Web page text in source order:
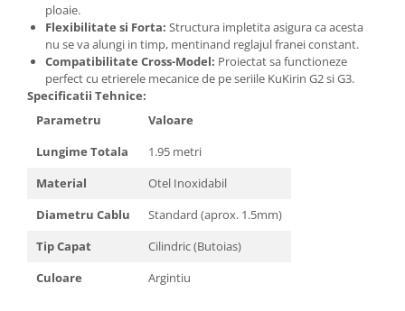
ploaie.
Flexibilitate si Forta: Structura impletita asigura ca acesta
nu se va alungi in timp, mentinand reglajul franei constant.
Compatibilitate Cross-Model: Proiectat sa functioneze
perfect cu etrierele mecanice de pe seriile KuKirin G2 si G3.
Specificatii Tehnice:
Parametru
Valoare
Lungime Totala
1.95 metri
Material
Otel Inoxidabil
Diametru Cablu
Standard (aprox. 1.5mm)
Tip Capat
Cilindric (Butoias)
Culoare
Argintiu